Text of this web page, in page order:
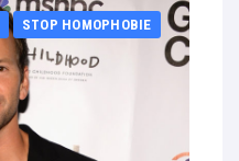
STOP HOMOPHOBIE